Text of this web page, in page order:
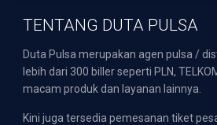
TENTANG DUTA PULSA
Duta Pulsa merupakan agen pulsa /
lebih dari 300 biller seperti PLN,
macam produk dan layanan lainnya.
Kini juga tersedia pemesanan tiket